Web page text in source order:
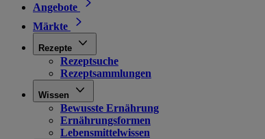
Angebote
Märkte
Rezepte
Rezeptsuche
Rezeptsammlungen
Wissen
Bewusste Ernährung
Ernährungsformen
Lebensmittelwissen